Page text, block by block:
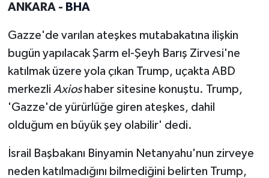
ANKARA - BHA
Gazze'de varılan ateşkes mutabakatına ilişkin
bugün yapılacak Şarm el-Şeyh Barış Zirvesi'ne
katılmak üzere yola çıkan Trump, uçakta ABD
merkezli Axioshaber sitesine konuştu. Trump,
'Gazze'de yürürlüğe giren ateşkes, dahil
olduğum en büyük şey olabilir' dedi.
İsrail Başbakanı Binyamin Netanyahu'nun zirveye
neden katılmadığını bilmediğini belirten Trump,
Siyaset
Yerel